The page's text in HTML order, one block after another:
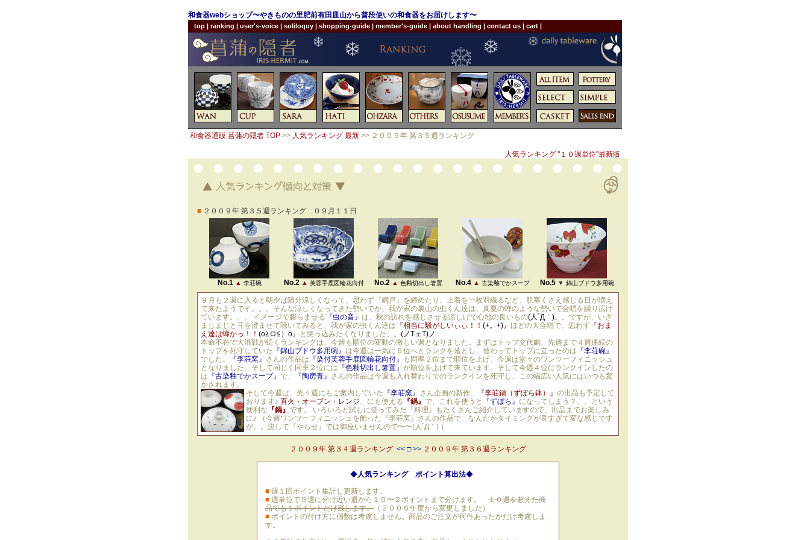
和食器webショップ〜やきものの里肥前有田皿山から普段使いの和食器をお届けします〜
top | ranking | user's-voice | soliloquy | shopping-guide | member's-guide | about handling | contact us | cart |
和食器通販 菖蒲の隠者 TOP >> 人気ランキング 最新 >> ２００９年 第３５週ランキング
人気ランキング "１０週単位"最新版
■ ２００９年 第３５週ランキング ０９月１１日
No.1 ▲ 李荘碗 No.2 ▲ 芙蓉手鹿図輪花向付 No.2 ▲ 色釉切出し箸置 No.4 ▲ 古染釉でかスープ No.5 ▼ 錦山ブドウ多用碗
９月も２週に入ると朝夕は随分涼しくなって、思わず『網戸』を締めたり、上着を一枚羽織るなど、肌寒くさえ感じる日が増え
て来たようです。。。そんな涼しくなってきた勢いでか、我が家の裏山の虫くん達は、真夏の蝉のような勢いで合唱を繰り広げ
ています。。。 イメージで膨らませる 『虫の音』 は、秋の訪れを感じさせる涼しげで心地の良いもの(人´Д｀)。。ですが、いざ
まじまじと耳を澄ませて聴いてみると、我が家の虫くん達は 『相当に騒がしいぃぃ！！ (+。+)』 ほどの大合唱で、思わず 『おま
え達は蝉かっ！！ (o≧ロ≦）o』 と突っ込みたくなりました。。 (ノTェT)ノ
本命不在で大混戦が続くランキングは、今週も順位の変動の激しい週となりました。まずはトップ交代劇、先週まで４週連続の
トップを死守していた 『錦山ブドウ多用碗』 は今週は一気に５位へとランクを落とし、替わってトップに立ったのは 『李荘碗』
でした。
『李荘窯』 さんの作品は 『染付芙蓉手鹿図輪花向付』
も同率２位まで順位を上げ、今週は堂々のワンツーフィニッシュ
となりました。そして同じく同率２位には 『色釉切出し箸置』 が順位を上げて来ています。そして今週４位にランクインしたの
は 『古染釉でかスープ』 で、 『陶房青』 さんの作品は今週も入れ替わりでのランクインを死守し、この幅広い人気にはいつも驚
かされます。
そして今週は、先々週にもご案内していた 『李荘窯』 さん企画の新作、 『李荘鍋（ずぼら鉢）』 の出品も予定して
おります♪ 直火・オーブン・レンジ、にも使える 『鍋』 で、これを使うと 『ずぼら』 になってしまう？。。という
便利な 『鍋』 です。 いろいろと試しに使ってみた『料理』もたくさんご紹介していますので、出品までお楽しみ
に♪ （今週ワンツーフィニッシュを飾った『李荘窯』さんの作品で、なんだかタイミングが良すぎて変な感じです
が。。決して『やらせ』では御座いませんので〜〜(人´Д｀) ）
２００９年 第３４週ランキング << □ >> ２００９年 第３６週ランキング
◆人気ランキング ポイント算出法◆
■ 週１回ポイント集計し更新します。
■ 週単位で９週に分け近い週から１０〜２ポイントまで分けます。 １０週を超えた商
品でも１ポイントだけ残します。 （２００６年度から変更しました）
■ ポイントの付け方に個数は考慮しません。商品のご注文が何件あったかだけ考慮しま
す。